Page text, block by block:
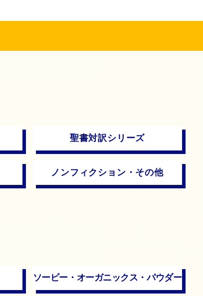
聖書対訳シリーズ
ノンフィクション・ その他
ソービー・オーガニックス・パウダー